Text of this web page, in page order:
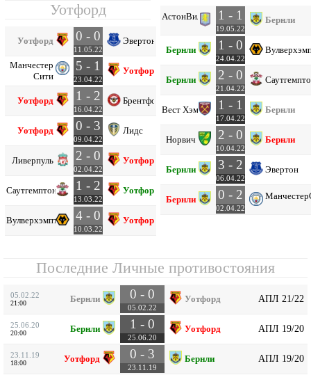
Уотфорд
Уотфорд 0 - 0
11.05.22
Эвертон
Манчестер
Сити
5 - 1
23.04.22
Уотфорд
Уотфорд 1 - 2
16.04.22
Брентфорд
Уотфорд 0 - 3
09.04.22
Лидс
Ливерпуль 2 - 0
02.04.22
Уотфорд
Саутгемптон 1 - 2
13.03.22
Уотфорд
Вулверхэмптон 4 - 0
10.03.22
Уотфорд
АстонВилла 1 - 1
19.05.22
Бернли
Бернли 1 - 0
24.04.22
Бернли 2 - 0
21.04.22
Вест Хэм 1 - 1
17.04.22
Бернли
Норвич 2 - 0
10.04.22
Бернли
Бернли 3 - 2
06.04.22
Эвертон
Бернли 0 - 2
02.04.22
Манчестер
Последние Личные противостояния
05.02.22
21:00 Бернли 0 - 0
05.02.22
Уотфорд АПЛ 21/22
25.06.20
20:00 Бернли 1 - 0
25.06.20
Уотфорд АПЛ 19/20
23.11.19
18:00 Уотфорд 0 - 3
23.11.19
Бернли АПЛ 19/20